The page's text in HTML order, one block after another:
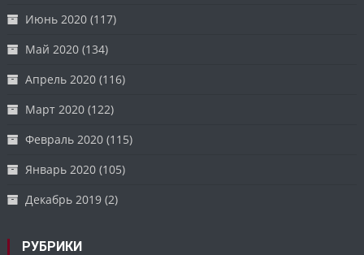
Июнь 2020 (117)
Май 2020 (134)
Апрель 2020 (116)
Март 2020 (122)
Февраль 2020 (115)
Январь 2020 (105)
Декабрь 2019 (2)
РУБРИКИ